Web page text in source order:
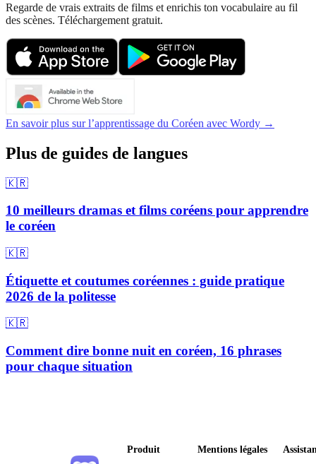
Regarde de vrais extraits de films et enrichis ton vocabulaire au fil
des scènes. Téléchargement gratuit.
En savoir plus sur l’apprentissage du Coréen avec Wordy →
Plus de guides de langues
🇰🇷
10 meilleurs dramas et films coréens pour apprendre
le coréen
🇰🇷
Étiquette et coutumes coréennes : guide pratique
2026 de la politesse
🇰🇷
Comment dire bonne nuit en coréen, 16 phrases
pour chaque situation
Produit
Mentions légales